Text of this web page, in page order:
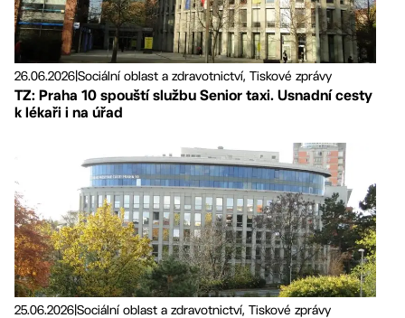
26.06.2026Sociální oblast a zdravotnictví, Tiskové zprávy
TZ: Praha 10 spouští službu Senior taxi. Usnadní cesty
k lékaři i na úřad
25.06.2026Sociální oblast a zdravotnictví, Tiskové zprávy